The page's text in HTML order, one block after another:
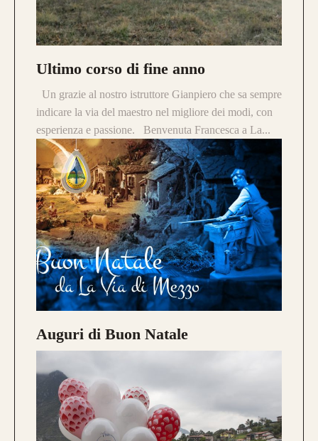
Questo modello si contraddistingue per la
composizione aTre Lamine in legno .
la risposta meccanica è la medesima e
l’estetica risulta più pulita.
da 750€
Guarda alcuni degli archi già
Ultimo corso di fine anno
Un grazie al nostro istruttore Gianpiero che sa sempre
indicare la via del maestro nel migliore dei modi, con
esperienza e passione. Benvenuta Francesca a La...
Auguri di Buon Natale